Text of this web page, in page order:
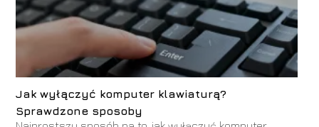
Jak wyłączyć komputer klawiaturą?
Sprawdzone sposoby